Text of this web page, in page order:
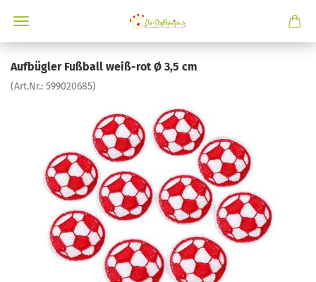
Aufbügler Fußball weiß-rot Ø 3,5 cm
(Art.Nr.: 599020685)